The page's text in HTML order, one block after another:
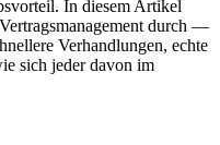
In diesem Artikel
durch —
Verhandlungen, echte
sich jeder davon im